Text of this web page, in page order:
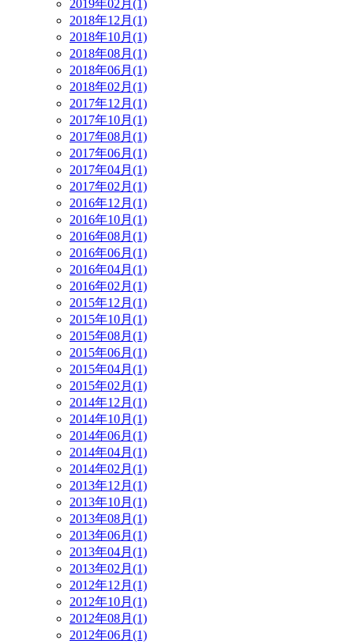
2019年02月(1)
2018年12月(1)
2018年10月(1)
2018年08月(1)
2018年06月(1)
2018年02月(1)
2017年12月(1)
2017年10月(1)
2017年08月(1)
2017年06月(1)
2017年04月(1)
2017年02月(1)
2016年12月(1)
2016年10月(1)
2016年08月(1)
2016年06月(1)
2016年04月(1)
2016年02月(1)
2015年12月(1)
2015年10月(1)
2015年08月(1)
2015年06月(1)
2015年04月(1)
2015年02月(1)
2014年12月(1)
2014年10月(1)
2014年06月(1)
2014年04月(1)
2014年02月(1)
2013年12月(1)
2013年10月(1)
2013年08月(1)
2013年06月(1)
2013年04月(1)
2013年02月(1)
2012年12月(1)
2012年10月(1)
2012年08月(1)
2012年06月(1)